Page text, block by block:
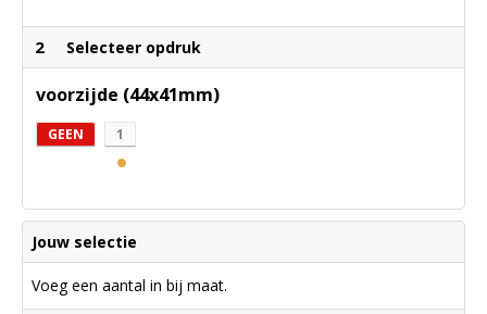
2 Selecteer opdruk
voorzijde (44x41mm)
GEEN 1
Jouw selectie
Voeg een aantal in bij maat.